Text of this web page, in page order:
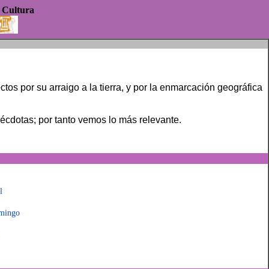
por su arraigo a la tierra, y por la enmarcación geográfica
por tanto vemos lo más relevante.